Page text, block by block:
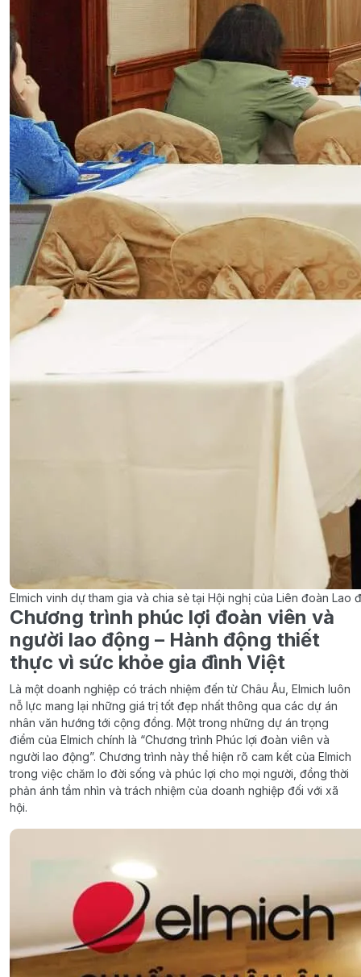
Elmich vinh dự tham gia và chia sẻ tại Hội nghị của Liên đoàn Lao
Chương trình phúc lợi đoàn viên và
người lao động – Hành động thiết
thực vì sức khỏe gia đình Việt
Là một doanh nghiệp có trách nhiệm đến từ Châu Âu, Elmich luôn
nỗ lực mang lại những giá trị tốt đẹp nhất thông qua các dự án
nhân văn hướng tới cộng đồng. Một trong những dự án trọng
điểm của Elmich chính là “Chương trình Phúc lợi đoàn viên và
người lao động”. Chương trình này thể hiện rõ cam kết của Elmich
trong việc chăm lo đời sống và phúc lợi cho mọi người, đồng thời
phản ánh tầm nhìn và trách nhiệm của doanh nghiệp đối với xã
hội.